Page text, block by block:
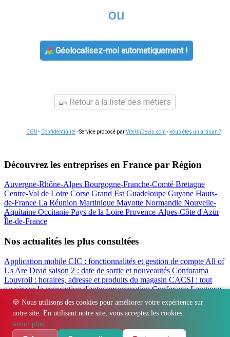
🍪 Nous utilisons des cookies pour améliorer votre expérience sur
notre site. En utilisant notre site, vous acceptez les cookies.
En
savoir plus
ou
Géolocalisez-moi automatiquement !
Retour à la liste des métiers
CGU - Confidentialité- Service proposé parViteUnDevis.com -Vous êtes un artisan ?
Découvrez les entreprises en France par Région
Auvergne-Rhône-Alpes Bourgogne-Franche-Comté Bretagne
Centre-Val de Loire Corse Grand EstGuadeloupe Guyane Hauts-
de-France La Réunion Martinique Mayotte Normandie Nouvelle-
Aquitaine Occitanie Pays de la Loire Provence-Alpes-Côte d'Azur
Île-de-France
Nos actualités les plus consultées
Application mobile CIC : fonctionnalités et gestion de compte All of
Us Are Dead saison 2 : date de sortie et nouveautés Conforama
Louvroil : horaires, adresse et produits du magasin CACSI : tout
savoir sur la convention d'autoconsommationConforama Langueux
: horaires, adresse et avis du magasinFilbanque : gérer ses comptes
CIC en ligne facilement
Régions - Départements - Villes - Entreprises - Marques Contact
Espace presse